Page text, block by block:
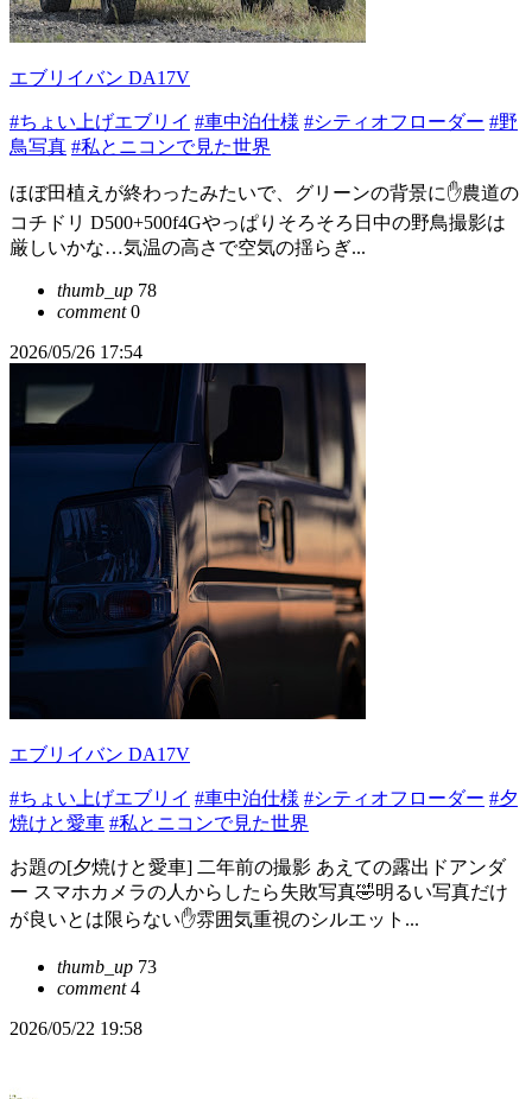
エブリイバン DA17V
#ちょい上げエブリイ #車中泊仕様 #シティオフローダー #野
鳥写真 #私とニコンで見た世界
ほぼ田植えが終わったみたいで、グリーンの背景に✋農道の
コチドリ D500+500f4Gやっぱりそろそろ日中の野鳥撮影は
厳しいかな…気温の高さで空気の揺らぎ...
thumb_up 78
comment0
2026/05/26 17:54
エブリイバン DA17V
#ちょい上げエブリイ #車中泊仕様 #シティオフローダー #夕
焼けと愛車 #私とニコンで見た世界
お題の[夕焼けと愛車] 二年前の撮影 あえての露出ドアンダ
ー スマホカメラの人からしたら失敗写真🤣明るい写真だけ
が良いとは限らない✋雰囲気重視のシルエット...
thumb_up 73
comment4
2026/05/22 19:58